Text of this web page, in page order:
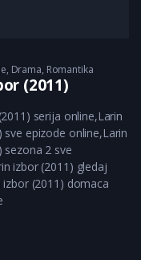
, Drama, Romantika
(2011)
serija online,Larin
sve epizode online,Larin
sezona 2 sve
izbor (2011) gledaj
izbor (2011) domaca